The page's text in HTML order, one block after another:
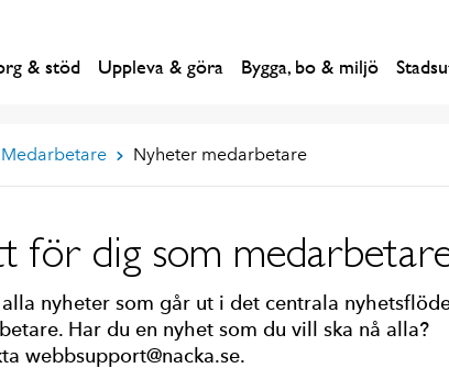
& stöd Uppleva & göra Bygga, bo & miljö
Medarbetare Nyheter medarbetare
för dig som
nyheter som går ut i det centrala
Har du en nyhet som du vill ska nå alla?
webbsupport@nacka.se.